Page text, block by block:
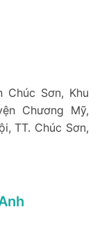
Chúc Sơn, Khu
Chương Mỹ,
TT. Chúc Sơn,